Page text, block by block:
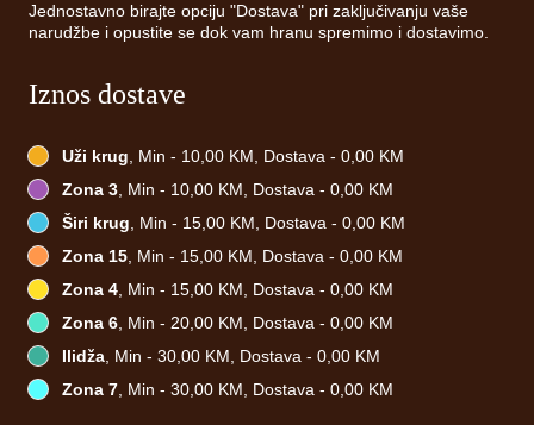
Jednostavno birajte opciju "Dostava" pri zaključivanju vaše
narudžbe i opustite se dok vam hranu spremimo i dostavimo.
Iznos dostave
Uži krug, Min - 10,00 KM, Dostava - 0,00 KM
Zona 3, Min - 10,00 KM, Dostava - 0,00 KM
Širi krug, Min - 15,00 KM, Dostava - 0,00 KM
Zona 15, Min - 15,00 KM, Dostava - 0,00 KM
Zona 4, Min - 15,00 KM, Dostava - 0,00 KM
Zona 6, Min - 20,00 KM, Dostava - 0,00 KM
Ilidža, Min - 30,00 KM, Dostava - 0,00 KM
Zona 7, Min - 30,00 KM, Dostava - 0,00 KM